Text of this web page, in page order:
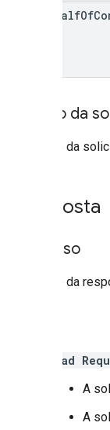
BehalfOf
Corpo da
O corpo da
Resposta
Sucesso
O corpo da
Bad
A
A